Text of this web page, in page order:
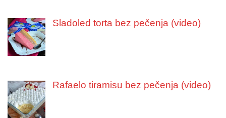
Sladoled torta bez pečenja (video)
Rafaelo tiramisu bez pečenja (video)